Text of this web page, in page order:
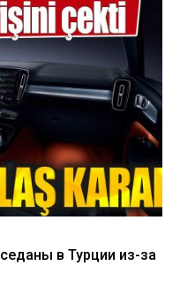
в Турции из-за